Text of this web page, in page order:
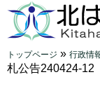
トップページ » 行政情
札公告240424-12